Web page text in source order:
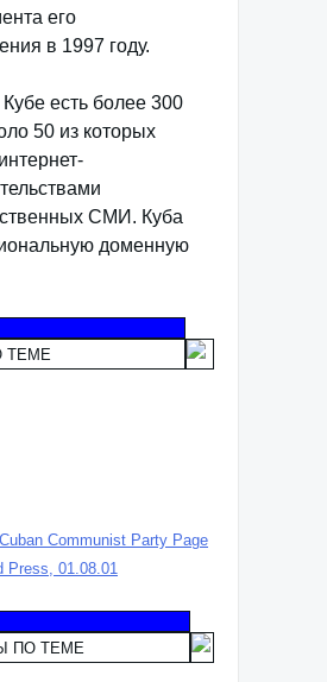
его
в 1997 году.
есть более 300
50 из которых
СМИ. Куба
доменную
ТЕМЕ
Communist Party Page
01.08.01
ПО ТЕМЕ